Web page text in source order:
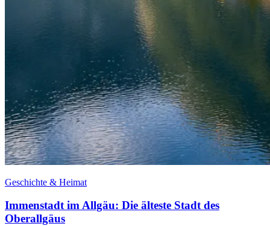
Geschichte & Heimat
Immenstadt im Allgäu: Die älteste Stadt des
Oberallgäus